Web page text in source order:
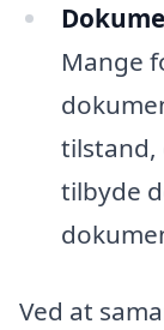
Mange
tilstand,
tilbyde
Ved at